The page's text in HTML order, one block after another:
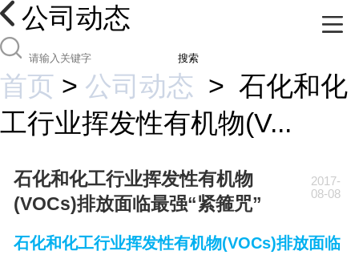
公司动态
搜索
首页 > 公司动态 > 石化和化
工行业挥发性有机物(V...
石化和化工行业挥发性有机物
(VOCs)排放面临最强“紧箍咒”
2017-
08-08
石化和化工行业挥发性有机物(VOCs)排放面临